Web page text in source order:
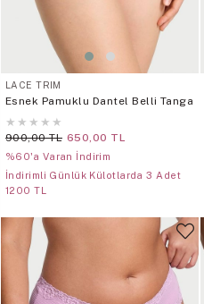
LACE TRIM
Esnek Pamuklu Dantel Belli Tanga
★ ★ ★ ★ ★
900,00 TL 650,00 TL
%60'a Varan İndirim
İndirimli Günlük Külotlarda 3 Adet
1200 TL